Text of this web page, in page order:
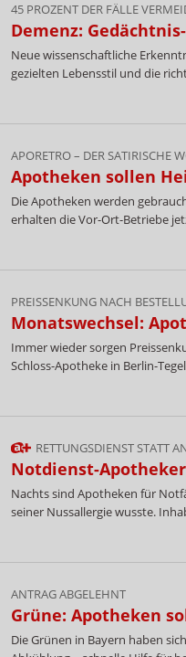
45 PROZENT DER FÄLLE
Demenz:
Neue wissenschaftliche
gezielten Lebensstil und die
APORETRO – DER SATIRISCHE
Apotheken sollen
Die Apotheken werden
erhalten die Vor-Ort-Betriebe
PREISSENKUNG NACH
Monatswechsel:
Immer wieder sorgen
Schloss-Apotheke in Berlin-
RETTUNGSDIENST STATT
Notdienst-
Nachts sind Apotheken für
seiner Nussallergie wusste.
ANTRAG ABGELEHNT
Grüne: Apotheken
Die Grünen in Bayern haben